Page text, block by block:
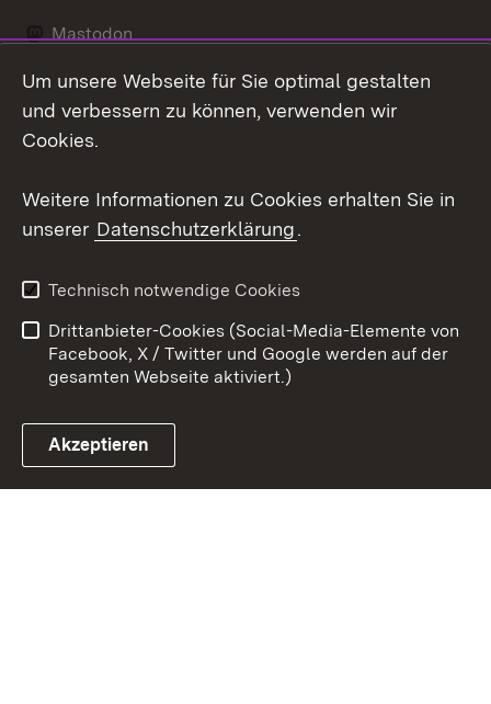
Mastodon
Messenger
Link zum Landesportal
Kontakt
Impressum
Cookies
Um unsere Webseite für Sie optimal gestalten
und verbessern zu können, verwenden wir
Cookies.
Weitere Informationen zu Cookies erhalten Sie in
unserer Datenschutzerklärung.
Technisch notwendige Cookies
Drittanbieter-Cookies (Social-Media-Elemente von
Facebook, X / Twitter und Google werden auf der
gesamten Webseite aktiviert.)
Akzeptieren